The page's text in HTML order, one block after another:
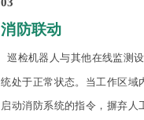
消防联动
巡检机器人与其他在线监测
统处于正常状态。当工作区域
启动消防系统的指令，摒弃人